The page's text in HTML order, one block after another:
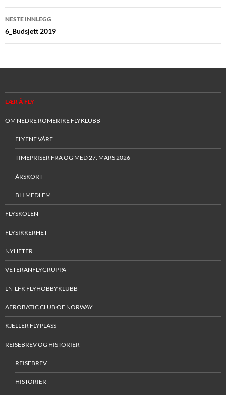
NESTE INNLEGG
6_Budsjett 2019
LÆR Å FLY
OM NEDRE ROMERIKE FLYKLUBB
FLYENE VÅRE
TIMEPRISER FRA OG MED 27. MARS 2026
ÅRSKORT
BLI MEDLEM
FLYSKOLEN
FLYSIKKERHET
NYHETER
VETERANFLYGRUPPA
LN-LFK FLYHOBBYKLUBB
AEROBATIC CLUB OF NORWAY
KJELLER FLYPLASS
REISEBREV OG HISTORIER
REISEBREV
HISTORIER